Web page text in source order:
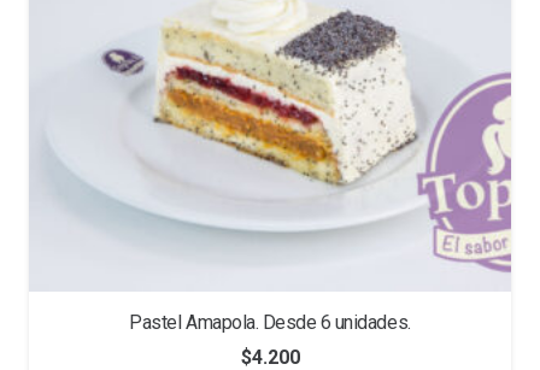
Pastel Amapola. Desde 6 unidades.
$4.200